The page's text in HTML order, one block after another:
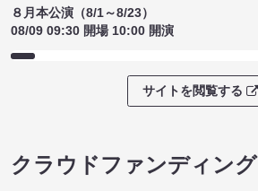
８月本公演（8/1～8/23）
08/09 09:30 開場 10:00 開演
サイトを閲覧する
クラウドファンディング